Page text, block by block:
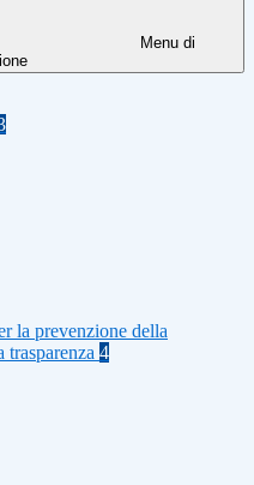
Menu di
la prevenzione della
trasparenza 4